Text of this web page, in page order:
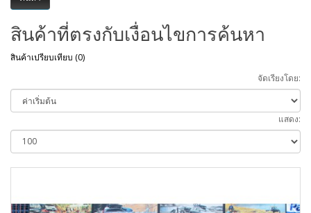
สินค้าที่ตรงกับเงื่อนไขการค้นหา
สินค้าเปรียบเทียบ (0)
จัดเรียงโดย:
แสดง: